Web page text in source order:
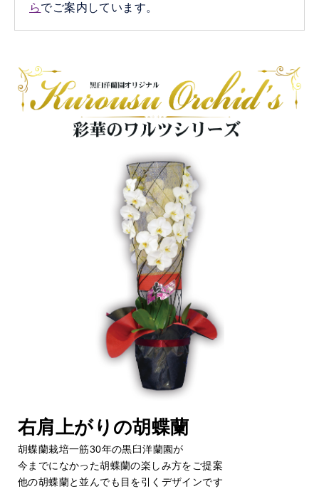
らでご案内しています。
右肩上がりの胡蝶蘭
胡蝶蘭栽培一筋30年の黒臼洋蘭園が
今までになかった胡蝶蘭の楽しみ方をご提案
他の胡蝶蘭と並んでも目を引くデザインです